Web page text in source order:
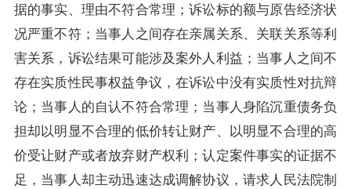
据的事实、理由不符合常理；诉讼标的额与原告经济状
况严重不符；当事人之间存在亲属关系、关联关系等利
害关系，诉讼结果可能涉及案外人利益；当事人之间不
存在实质性民事权益争议，在诉讼中没有实质性对抗辩
论；当事人的自认不符合常理；当事人身陷沉重债务负
担却以明显不合理的低价转让财产、以明显不合理的高
价受让财产或者放弃财产权利；认定案件事实的证据不
足，当事人却主动迅速达成调解协议，请求人民法院制